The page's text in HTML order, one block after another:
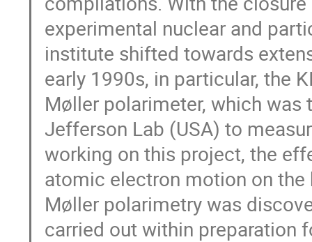
experimental nuclear and
institute shifted towards
early 1990s, in particular, the
Møller polarimeter, which
Jefferson Lab (USA) to
working on this project, the
atomic electron motion on
Møller polarimetry was
carried out within preparation